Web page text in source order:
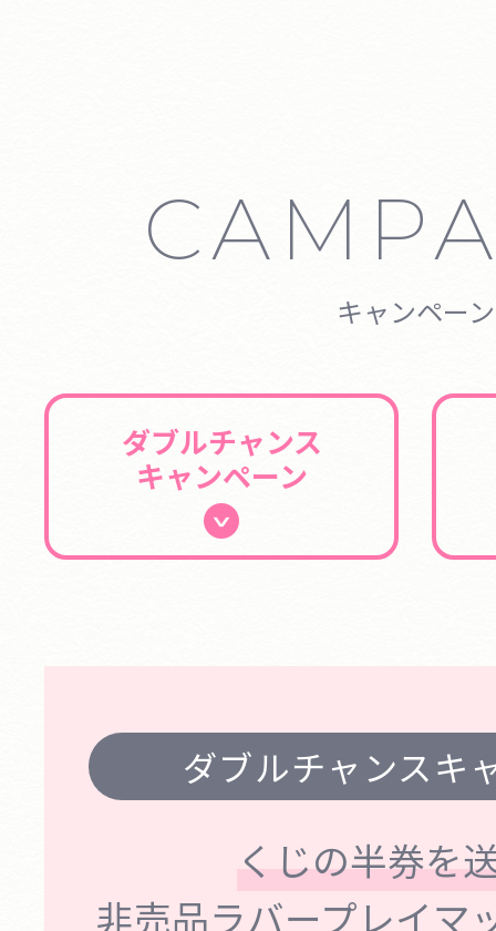
キャンペーン
ダブルチャンス
キャンペーン
ダブルチャンスキ
くじの半券を
非売品ラバープレイマ